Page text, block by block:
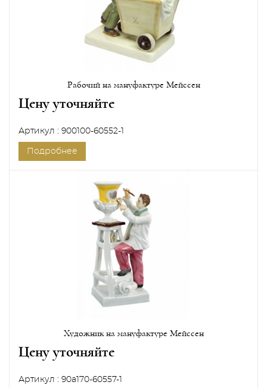
Рабочий на мануфактуре Мейссен
Цену уточняйте
Артикул : 900100-60552-1
Подробнее
Художник на мануфактуре Мейссен
Цену уточняйте
Артикул : 90a170-60557-1